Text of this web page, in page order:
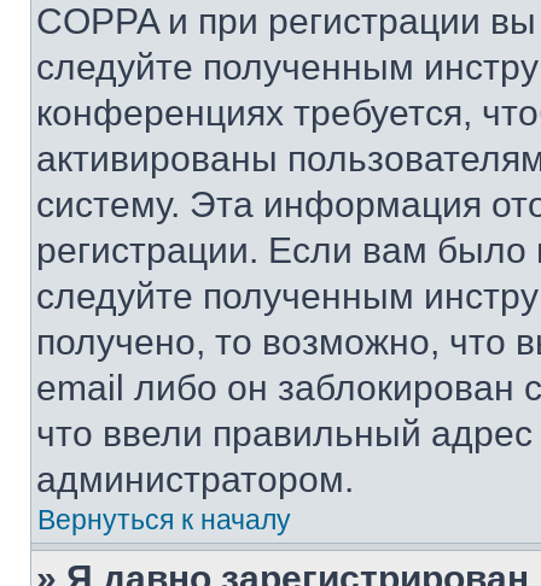
COPPA и при регистрации
следуйте полученным
конференциях требуется,
активированы
систему. Эта информация
регистрации. Если вам
следуйте полученным
получено, то возможно, что
email либо он
что ввели правильный адрес
администратором.
Вернуться к началу